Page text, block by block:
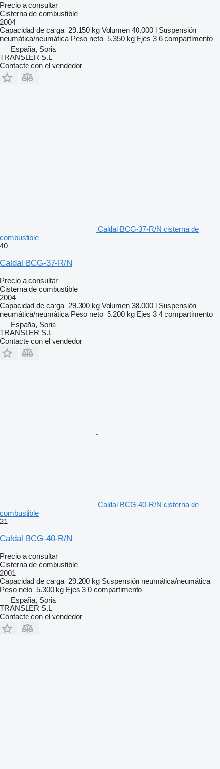
Precio a consultar
Cisterna de combustible
2004
Capacidad de carga 29.150 kg Volumen 40.000 l Suspensión
neumática/neumática Peso neto 5.350 kg Ejes 3 6 compartimento
España, Soria
TRANSLER S.L
Contacte con el vendedor
Caldal BCG-37-R/N cisterna de
combustible
40
Caldal BCG-37-R/N
Precio a consultar
Cisterna de combustible
2004
Capacidad de carga 29.300 kg Volumen 38.000 l Suspensión
neumática/neumática Peso neto 5.200 kg Ejes 3 4 compartimento
España, Soria
TRANSLER S.L
Contacte con el vendedor
Caldal BCG-40-R/N cisterna de
combustible
21
Caldal BCG-40-R/N
Precio a consultar
Cisterna de combustible
2001
Capacidad de carga 29.200 kg Suspensión neumática/neumática
Peso neto 5.300 kg Ejes 3 0 compartimento
España, Soria
TRANSLER S.L
Contacte con el vendedor